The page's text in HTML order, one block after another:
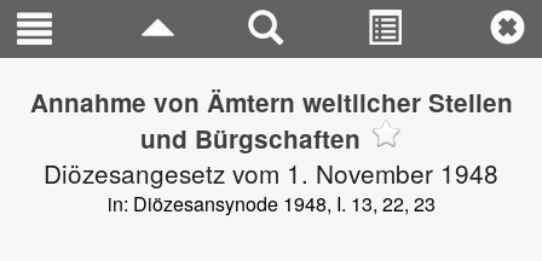
Annahme von Ämtern weltlicher Stellen
und Bürgschaften
Diözesangesetz vom 1. November 1948
in: Diözesansynode 1948, I. 13, 22, 23